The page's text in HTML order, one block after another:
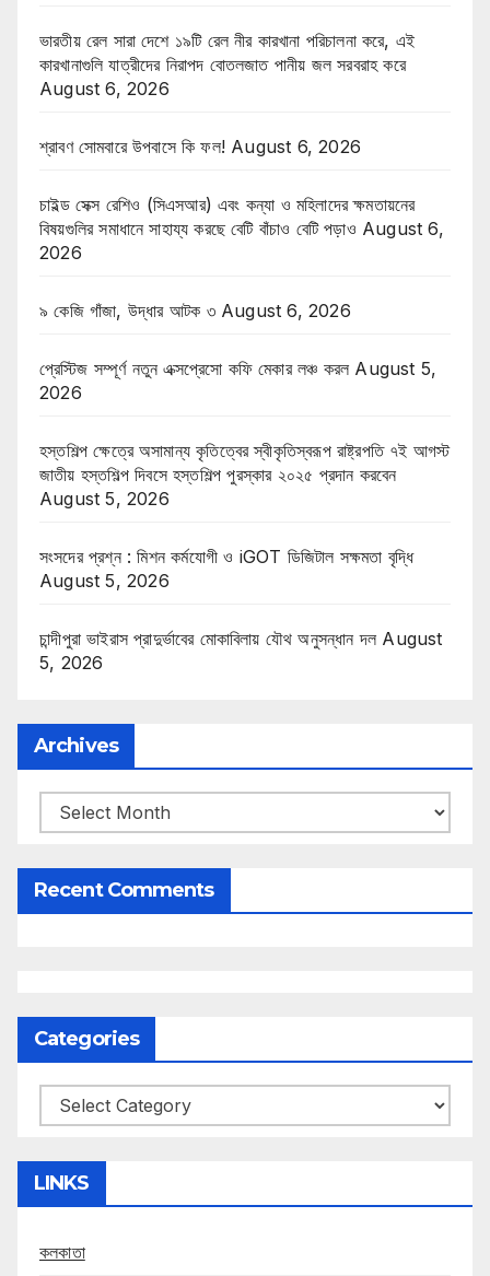
ভারতীয় রেল সারা দেশে ১৯টি রেল নীর কারখানা পরিচালনা করে, এই
কারখানাগুলি যাত্রীদের নিরাপদ বোতলজাত পানীয় জল সরবরাহ করে
August 6, 2026
শ্রাবণ সোমবারে উপবাসে কি ফল! August 6, 2026
চাইল্ড সেক্স রেশিও (সিএসআর) এবং কন্যা ও মহিলাদের ক্ষমতায়নের
বিষয়গুলির সমাধানে সাহায্য করছে বেটি বাঁচাও বেটি পড়াও August 6,
2026
৯ কেজি গাঁজা, উদ্ধার আটক ৩ August 6, 2026
প্রেস্টিজ সম্পূর্ণ নতুন এক্সপ্রেসো কফি মেকার লঞ্চ করল August 5,
2026
হস্তশিল্প ক্ষেত্রে অসামান্য কৃতিত্বের স্বীকৃতিস্বরূপ রাষ্ট্রপতি ৭ই আগস্ট
জাতীয় হস্তশিল্প দিবসে হস্তশিল্প পুরস্কার ২০২৫ প্রদান করবেন
August 5, 2026
সংসদের প্রশ্ন : মিশন কর্মযোগী ও iGOT ডিজিটাল সক্ষমতা বৃদ্ধি
August 5, 2026
চান্দীপুরা ভাইরাস প্রাদুর্ভাবের মোকাবিলায় যৌথ অনুসন্ধান দল August
5, 2026
Archives
Archives
Recent Comments
Categories
Categories
LINKS
কলকাতা